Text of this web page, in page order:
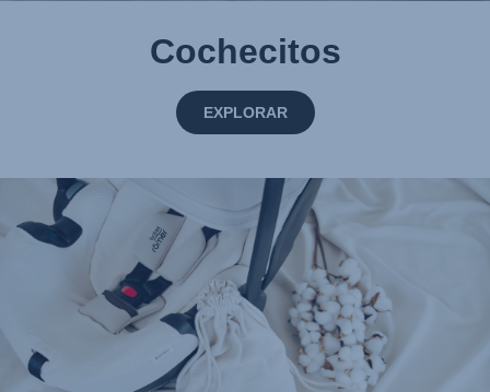
Cochecitos
EXPLORAR